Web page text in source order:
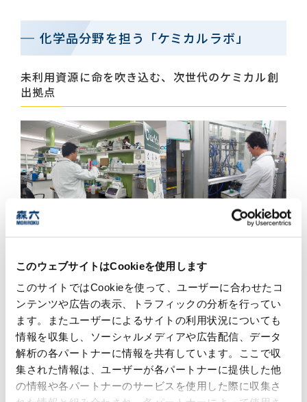
このウェブサイトはCookieを使用します
このサイトではCookieを使って、ユーザーに合わせたコ
ンテンツや広告の表示、トラフィックの分析を行ってい
ます。またユーザーによるサイトの利用状況についても
情報を収集し、ソーシャルメディアや広告配信、データ
解析の各パートナーに情報を共有しています。ここで収
集された情報は、ユーザーが各パートナーに提供した他
の情報や各パートナーのサービスを使用した際に収集さ
化学品分野を担う「ケミカルラボ」
未利用資源に命を吹き込む、次世代のケミカル創
出拠点
ケミカルラボは、化学品分野における新素材・新機能の
創出を担う研究開発施設です。商社として培ってきた調
リューションを提供することを目指しています。
現在は、ラボレベルで開発した農業資材を、農業資材メ
ーカーやモニター農家向けに提案し、実証評価を進めて
います。
オフィススペース
実験スペース
特に力を入れているのが、非可食廃材を活用したバイオ
スティミュラント（BS）製品の開発です。農薬でも肥料